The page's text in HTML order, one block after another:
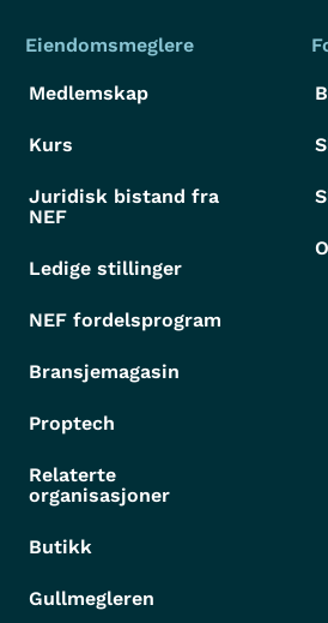
Eiendomsmeglere
Medlemskap
Kurs
Juridisk bistand fra
NEF
Ledige stillinger
NEF fordelsprogram
Bransjemagasin
Proptech
Relaterte
organisasjoner
Butikk
Gullmegleren